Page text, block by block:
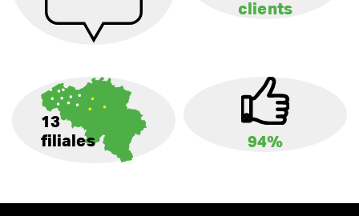
clients
13
filiales
94%